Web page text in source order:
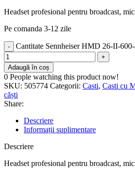
Headset profesional pentru broadcast,
Pe comanda 3-12 zile
Cantitate Sennheiser HMD 26-II-
Adaugă în coș
0 People watching this product now!
SKU: 505774 Categorii: Casti, Casti cu
căști
Share:
Descriere
Informații suplimentare
Descriere
Headset profesional pentru broadcast,